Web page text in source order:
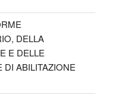
DELLA
E DELLE
DI ABILITAZIONE